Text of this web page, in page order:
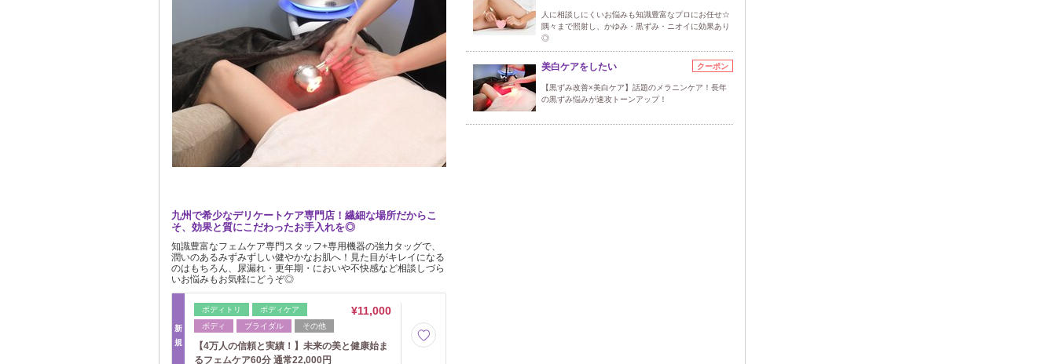
九州で希少なデリケートケア専門店！繊細な場所だからこ
そ、効果と質にこだわったお手入れを◎
知識豊富なフェムケア専門スタッフ+専用機器の強力タッグで、
潤いのあるみずみずしい健やかなお肌へ！見た目がキレイになる
のはもちろん、尿漏れ・更年期・においや不快感など相談しづら
いお悩みもお気軽にどうぞ◎
新
規
ボディトリ
ボディケア
ボディ
ブライダル その他
¥11,000
【4万人の信頼と実績！】未来の美と健康始ま
るフェムケア60分 通常22,000円
人に相談しにくいお悩みも知識豊富なプロにお任せ☆
隅々まで照射し、かゆみ・黒ずみ・ニオイに効果あり
◎
美白ケアをしたい クーポン
【黒ずみ改善×美白ケア】話題のメラニンケア！長年
の黒ずみ悩みが速攻トーンアップ！